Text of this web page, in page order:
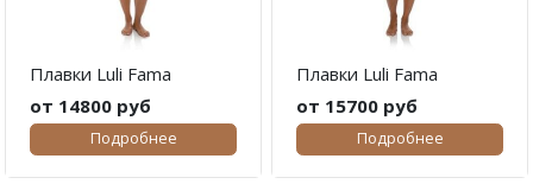
Плавки Luli Fama
от 14800 руб
Подробнее
Плавки Luli Fama
от 15700 руб
Подробнее